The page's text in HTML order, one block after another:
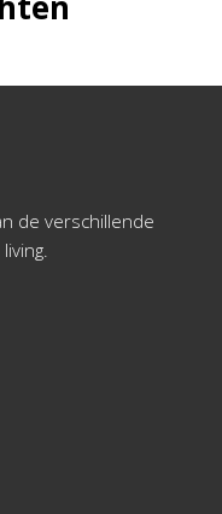
de verschillende